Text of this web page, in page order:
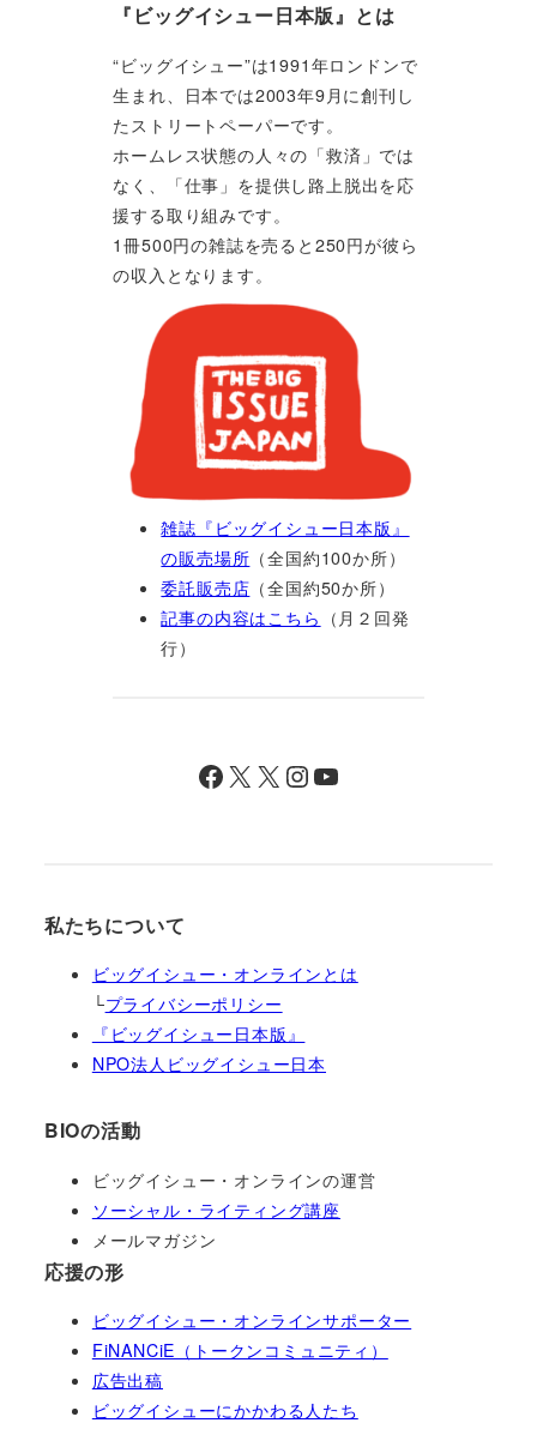
『ビッグイシュー日本版』とは
“ビッグイシュー”は1991年ロンドンで
生まれ、日本では2003年9月に創刊し
たストリートペーパーです。
ホームレス状態の人々の「救済」では
なく、「仕事」を提供し路上脱出を応
援する取り組みです。
1冊500円の雑誌を売ると250円が彼ら
の収入となります。
雑誌『ビッグイシュー日本版』
の販売場所 （全国約100か所）
委託販売店 （全国約50か所）
記事の内容はこちら （月２回発
行）
Facebook X X InstagramYouTube
私たちについて
ビッグイシュー・オンラインとは
└プライバシーポリシー
『ビッグイシュー日本版』
NPO法人ビッグイシュー日本
BIOの活動
ビッグイシュー・オンラインの運営
ソーシャル・ライティング講座
メールマガジン
応援の形
ビッグイシュー・オンラインサポーター
FiNANCiE（トークンコミュニティ）
広告出稿
ビッグイシューにかかわる人たち